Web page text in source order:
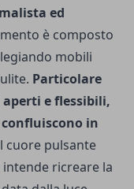
ed
è composto
mobili
Particolare
e flessibili,
in
cuore pulsante
intende ricreare la